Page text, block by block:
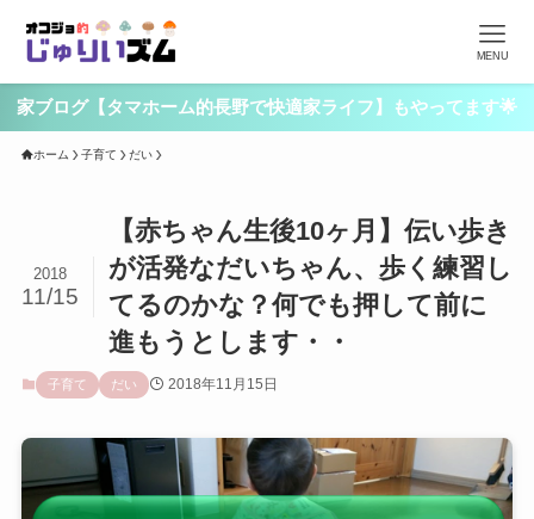
MENU
家ブログ【タマホーム的長野で快適家ライフ】もやってます🌟
ホーム 子育て だい
【赤ちゃん生後10ヶ月】伝い歩き
が活発なだいちゃん、歩く練習し
てるのかな？何でも押して前に
進もうとします・・
2018
11/15
子育て だい 2018年11月15日